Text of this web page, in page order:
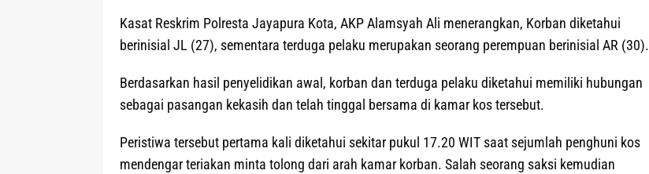
Kasat Reskrim Polresta Jayapura Kota, AKP Alamsyah Ali menerangkan, Korban diketahui
berinisial JL (27), sementara terduga pelaku merupakan seorang perempuan berinisial AR (30).
Berdasarkan hasil penyelidikan awal, korban dan terduga pelaku diketahui memiliki hubungan
sebagai pasangan kekasih dan telah tinggal bersama di kamar kos tersebut.
Peristiwa tersebut pertama kali diketahui sekitar pukul 17.20 WIT saat sejumlah penghuni kos
mendengar teriakan minta tolong dari arah kamar korban. Salah seorang saksi kemudian